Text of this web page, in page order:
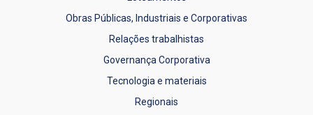
Obras Públicas, Industriais e Corporativas
Relações trabalhistas
Governança Corporativa
Tecnologia e materiais
Regionais